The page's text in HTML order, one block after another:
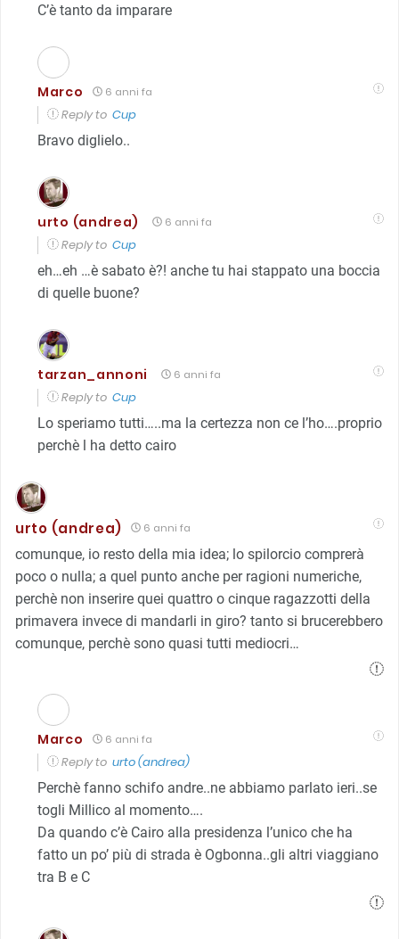
C’è tanto da imparare
Marco 6 anni fa
Reply to Cup
Bravo diglielo..
urto (andrea) 6 anni fa
Reply to Cup
eh…eh …è sabato è?! anche tu hai stappato una boccia
di quelle buone?
tarzan_annoni 6 anni fa
Reply to Cup
Lo speriamo tutti…..ma la certezza non ce l’ho….proprio
perchè l ha detto cairo
urto (andrea) 6 anni fa
comunque, io resto della mia idea; lo spilorcio comprerà
poco o nulla; a quel punto anche per ragioni numeriche,
perchè non inserire quei quattro o cinque ragazzotti della
primavera invece di mandarli in giro? tanto si brucerebbero
comunque, perchè sono quasi tutti mediocri…
Marco 6 anni fa
Reply to urto (andrea)
Perchè fanno schifo andre..ne abbiamo parlato ieri..se
togli Millico al momento….
Da quando c’è Cairo alla presidenza l’unico che ha
fatto un po’ più di strada è Ogbonna..gli altri viaggiano
tra B e C